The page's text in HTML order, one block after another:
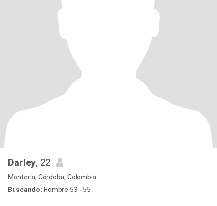
Darley, 22
Montería, Córdoba, Colombia
Buscando: Hombre 53 - 55